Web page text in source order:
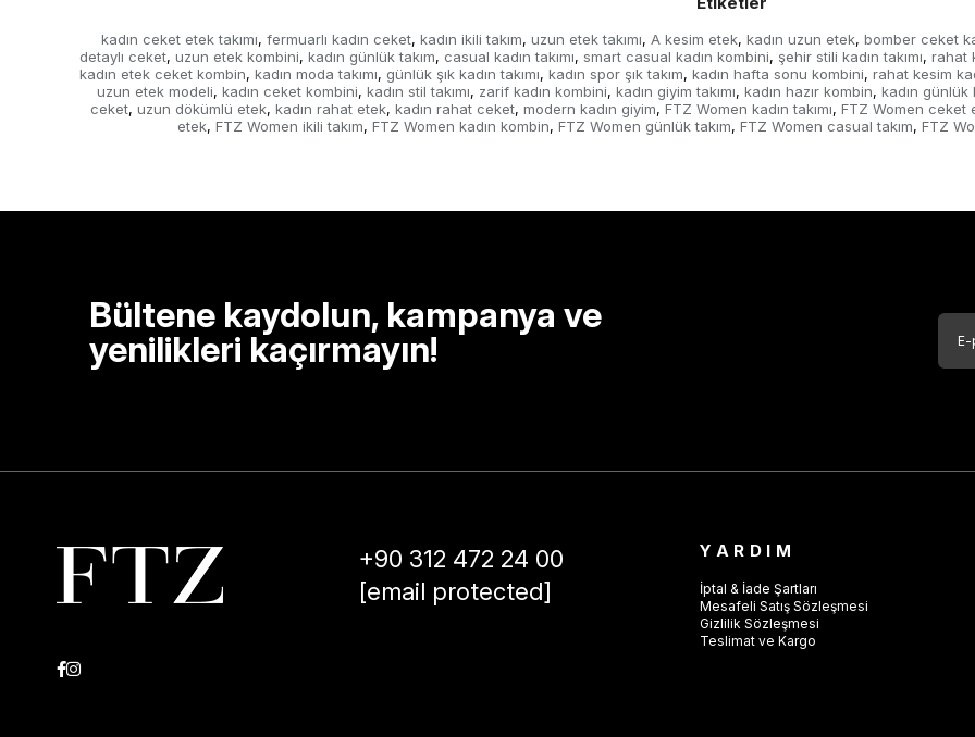
kadın ceket etek takımı, fermuarlı kadın ceket, kadın ikili takım, uzun etek takımı, A kesim etek, kadın uzun etek, bomber ceket
detaylı ceket, uzun etek kombini, kadın günlük takım, casual kadın takımı, smart casual kadın kombini, şehir stili kadın takımı, rahat
kadın etek ceket kombin, kadın moda takımı, günlük şık kadın takımı, kadın spor şık takım, kadın hafta sonu kombini, rahat kesim
uzun etek modeli, kadın ceket kombini, kadın stil takımı, zarif kadın kombini, kadın giyim takımı, kadın hazır kombin, kadın günlük
ceket, uzun dökümlü etek, kadın rahat etek, kadın rahat ceket, modern kadın giyim, FTZ Women kadın takımı, FTZ Women ceket
etek, FTZ Women ikili takım, FTZ Women kadın kombin, FTZ Women günlük takım, FTZ Women casual takım, FTZ
Bültene kaydolun, kampanya ve
yenilikleri kaçırmayın!
+90 312 472 24 00
[email protected]
YARDIM
İptal & İade Şartları
Mesafeli Satış Sözleşmesi
Gizlilik Sözleşmesi
Teslimat ve Kargo